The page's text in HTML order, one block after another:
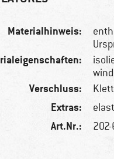
Materialhinweis:
Verschluss:
Extras:
Art.Nr.: